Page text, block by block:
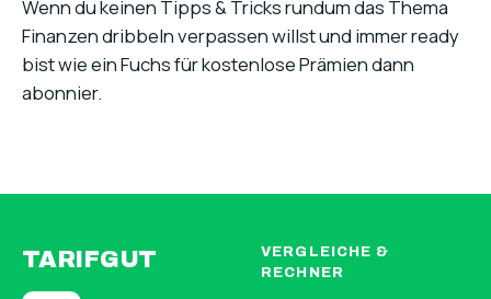
Wenn du keinen Tipps & Tricks rundum das Thema
Finanzen dribbeln verpassen willst und immer ready
bist wie ein Fuchs für kostenlose Prämien dann
abonnier.
TARIFGUT
VERGLEICHE &
RECHNER